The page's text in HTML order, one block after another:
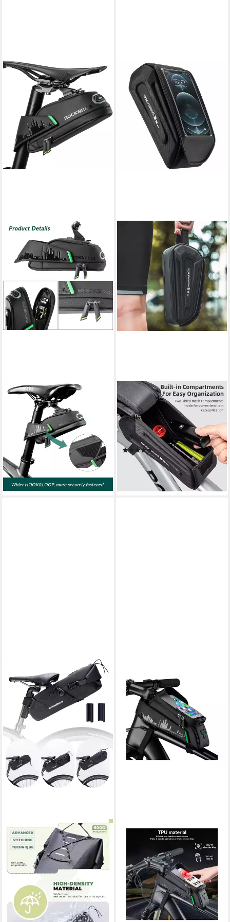
ROCKBROS
Satteltasche Fahrradtasche
für MTB Rennrad, 1L/ 1,5L (1-
tlg), Wasserdicht Stoßfest
Sitztasche mit Rücklichthalter
ab 29,49 €
39,99 €
-26%
lieferbar - in 5-6 Werktagen bei dir
ROCKBROS
Fahrradtasche 30120064001,
Handytasche mit Sichtfenster,
reflektierend,
wasserabweisend
(1)
29,95 € UVP39,95 €
lieferbar - in 5-6 Werktagen bei dir